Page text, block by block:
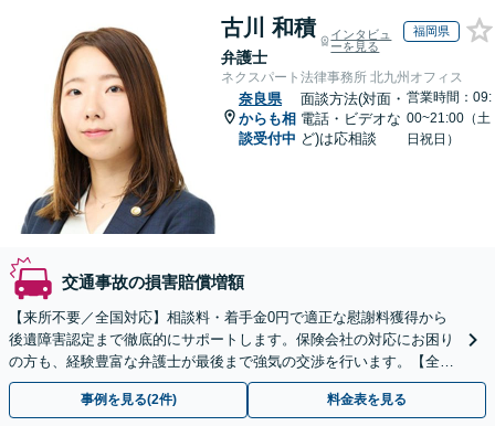
古川 和積
弁護士
インタビュ
ーを見る
福岡県
ネクスパート法律事務所 北九州オフィス
奈良県
からも相
談受付中
面談方法(対面・
電話・ビデオな
ど)は応相談
営業時間：09:
00~21:00（土
日祝日）
交通事故の損害賠償増額
【来所不要／全国対応】相談料・着手金0円で適正な慰謝料獲得から
後遺障害認定まで徹底的にサポートします。保険会社の対応にお困り
の方も、経験豊富な弁護士が最後まで強気の交渉を行います。【全国
13拠点】お気軽にご相談ください。
事例を見る(2件) 料金表を見る